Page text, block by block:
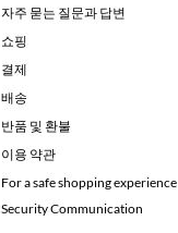
자주 묻는 질문과 답변
쇼핑
결제
배송
반품 및 환불
이용 약관
For a safe shopping experience
Security Communication